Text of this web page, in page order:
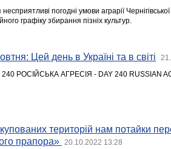
погодні умови аграрії
графіку збирання пізніх культур.
Цей день в Україні та в світі
РОСІЙСЬКА АГРЕСІЯ - DAY 240 RUSSIAN
територій нам потайки
прапора»
20.10.2022 13:28